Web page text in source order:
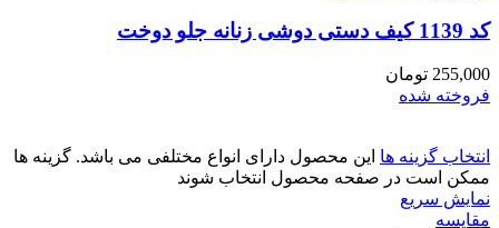
کد 1139 کیف دستی دوشی زنانه جلو دوخت
255,000 تومان
فروخته شده
انتخاب گزینه ها این محصول دارای انواع مختلفی می باشد. گزینه ها
ممکن است در صفحه محصول انتخاب شوند
نمایش سریع
مقايسه